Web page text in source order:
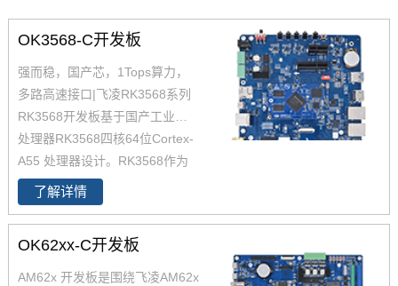
OK3568-C开发板
强而稳，国产芯，1Tops算力，
多路高速接口|飞凌RK3568系列
RK3568开发板基于国产工业级AI
处理器RK3568四核64位Cortex-
A55 处理器设计。RK3568作为
国产化高性能处理器，瑞芯微RK
3568芯片是一款定位中高端的通
用型SoC，瑞芯微RK3568芯片是
一款定位中高端的通用型SoC，
NPU达到1Tops，飞凌RK3568系
了解详情
OK62xx-C开发板
AM62x 开发板是围绕飞凌AM62x